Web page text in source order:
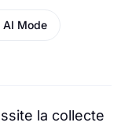
AI Mode
la collecte